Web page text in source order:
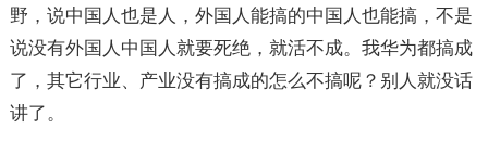
野，说中国人也是人，外国人能搞的中国人也能搞，不是
说没有外国人中国人就要死绝，就活不成。我华为都搞成
了，其它行业、产业没有搞成的怎么不搞呢？别人就没话
讲了。